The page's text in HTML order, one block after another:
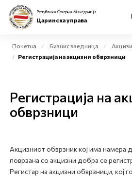
Физички лица
Бизнис заедница
Медиа центар
Република Северна Македонија
Царинска управа
Почетна Бизнис заедница Акцизи
Регистрација на акцизни обврзници
Регистрација на
обврзници
Акцизниот обврзник кој има намера
поврзана со акцизни добра се
Регистар на акцизни обврзници, кој